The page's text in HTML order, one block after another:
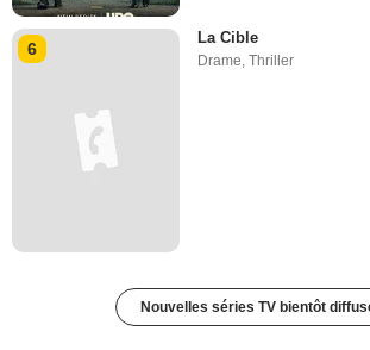
6
La Cible
Drame ,Thriller
Nouvelles séries TV bientôt